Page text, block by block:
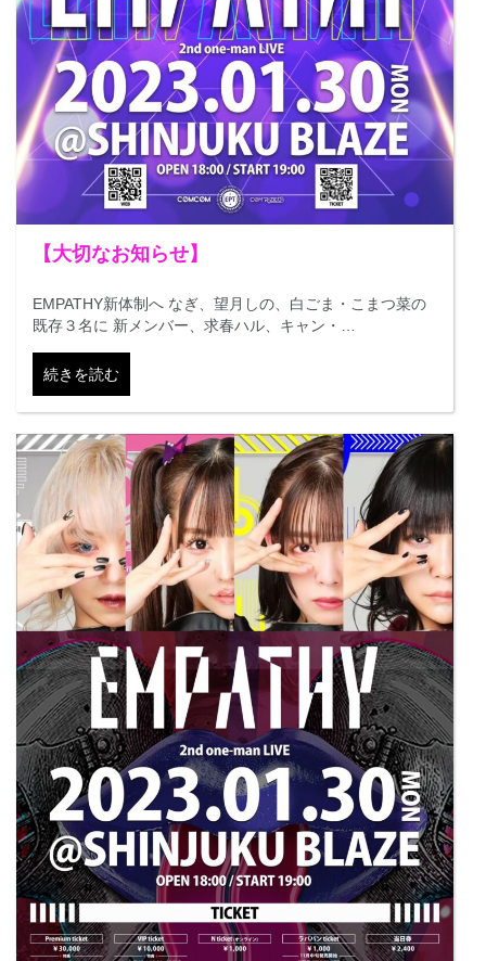
【大切なお知らせ】
EMPATHY新体制へ なぎ、望月しの、白ごま・こまつ菜の
既存３名に 新メンバー、求春ハル、キャン・…
続きを読む